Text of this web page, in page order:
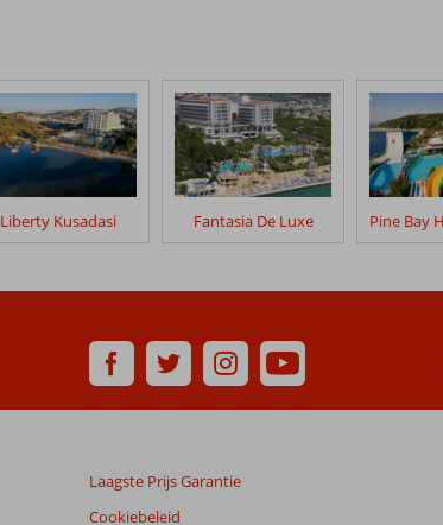
Liberty Kusadasi Fantasia De Luxe
Laagste Prijs Garantie
Cookiebeleid